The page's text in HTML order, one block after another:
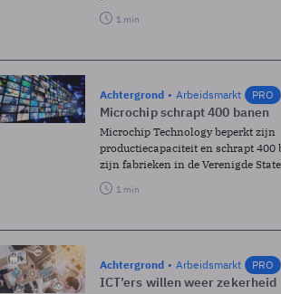
1 min
Achtergrond Arbeidsmarkt PRO
Microchip schrapt 400 banen
Microchip Technology beperkt zijn
productiecapaciteit en schrapt 400
zijn fabrieken in de Verenigde
1 min
Achtergrond Arbeidsmarkt PRO
ICT’ers willen weer zekerheid